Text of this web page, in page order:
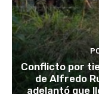
Conflicto por
de Alfredo
adelantó que